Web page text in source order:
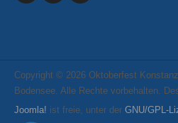
Copyright © 2026 Oktoberfest
Bodensee. Alle Rechte vorbehalten.
Joomla! ist freie, unter der GNU/GPL-